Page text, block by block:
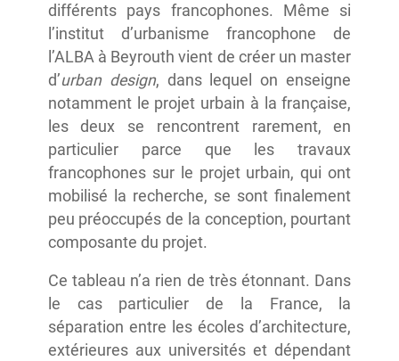
différents pays francophones. Même si
l’institut d’urbanisme francophone de
l’ALBA à Beyrouth vient de créer un master
d’urban design, dans lequel on enseigne
notamment le projet urbain à la française,
les deux se rencontrent rarement, en
particulier parce que les travaux
francophones sur le projet urbain, qui ont
mobilisé la recherche, se sont finalement
peu préoccupés de la conception, pourtant
composante du projet.
Ce tableau n’a rien de très étonnant. Dans
le cas particulier de la France, la
séparation entre les écoles d’architecture,
extérieures aux universités et dépendant